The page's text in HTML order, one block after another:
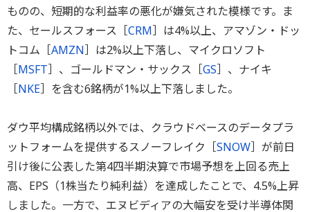
ものの、短期的な利益率の悪化が嫌気された模様です。ま
た、セールスフォース［CRM］は4%以上、アマゾン・ドッ
トコム［AMZN］は2%以上下落し、マイクロソフト
［MSFT］、ゴールドマン・サックス［GS］、ナイキ
［NKE］を含む6銘柄が1%以上下落しました。
ダウ平均構成銘柄以外では、クラウドベースのデータプラ
ットフォームを提供するスノーフレイク［SNOW］が前日
引け後に公表した第4四半期決算で市場予想を上回る売上
高、EPS（1株当たり純利益）を達成したことで、4.5%上昇
しました。一方で、エヌビディアの大幅安を受け半導体関